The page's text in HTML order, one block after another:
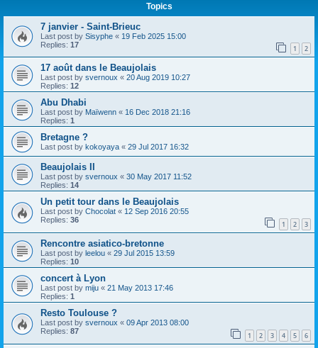
Topics
7 janvier - Saint-Brieuc
Last post by Sisyphe « 19 Feb 2025 15:00
Replies: 17 1 2
17 août dans le Beaujolais
Last post by svernoux « 20 Aug 2019 10:27
Replies: 12
Abu Dhabi
Last post by Maïwenn « 16 Dec 2018 21:16
Replies: 1
Bretagne ?
Last post by kokoyaya « 29 Jul 2017 16:32
Beaujolais II
Last post by svernoux « 30 May 2017 11:52
Replies: 14
Un petit tour dans le Beaujolais
Last post by Chocolat « 12 Sep 2016 20:55
Replies: 36 1 2 3
Rencontre asiatico-bretonne
Last post by leelou « 29 Jul 2015 13:59
Replies: 10
concert à Lyon
Last post by miju « 21 May 2013 17:46
Replies: 1
Resto Toulouse ?
Last post by svernoux « 09 Apr 2013 08:00
Replies: 87 1 2 3 4 5 6